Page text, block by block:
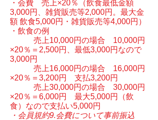
・会費 売上×20％（飲食最低金額
3,000円、雑貨販売等2,000円。最大金
額 飲食5,000円・雑貨販売等4,000円）
・飲食の例
売上10,000円の場合 10,000円
×20％＝2,500円、最低3,000円なので
3,000円
売上16,000円の場合 16,000円
×20％＝3,200円 支払3,200円
売上30,000円の場合 30,000円
×20％＝6,000円 最大5,000円（飲
食）なので支払い5,000円
・会員規約9.会費について事前振込